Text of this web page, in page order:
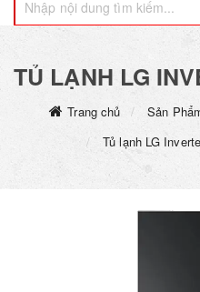
Trang chủ Sản
Tủ lạnh LG